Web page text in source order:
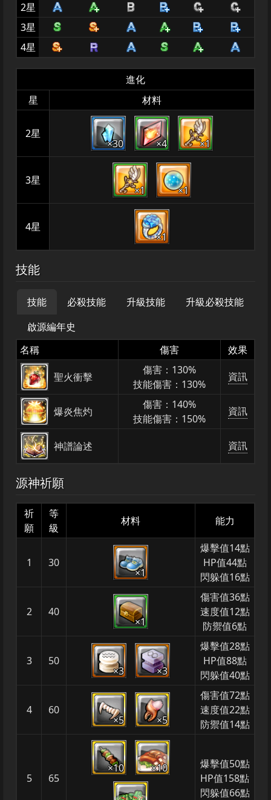
2星
3星
4星
進化
星
材料
2星
×30 ×4 ×1
3星
×1 ×1
4星
×1
技能
技能 必殺技能 升級技能
升級必殺技能
啟源編年史
名稱
傷害 效果
聖火衝擊
傷害：130%
技能傷害：130%
資訊
爆炎焦灼
傷害：140%
技能傷害：150%
資訊
神譜論述 資訊
源神祈願
祈
願
等
級
材料 能力
1 30
×1
爆擊值14點
HP值44點
閃躲值16點
2 40
×1
傷害值36點
速度值12點
防禦值6點
3 50
×3 ×3
爆擊值28點
HP值88點
閃躲值40點
4 60
×5 ×5
傷害值72點
速度值22點
防禦值14點
5 65
×10 ×10
爆擊值50點
HP值158點
閃躲值66點